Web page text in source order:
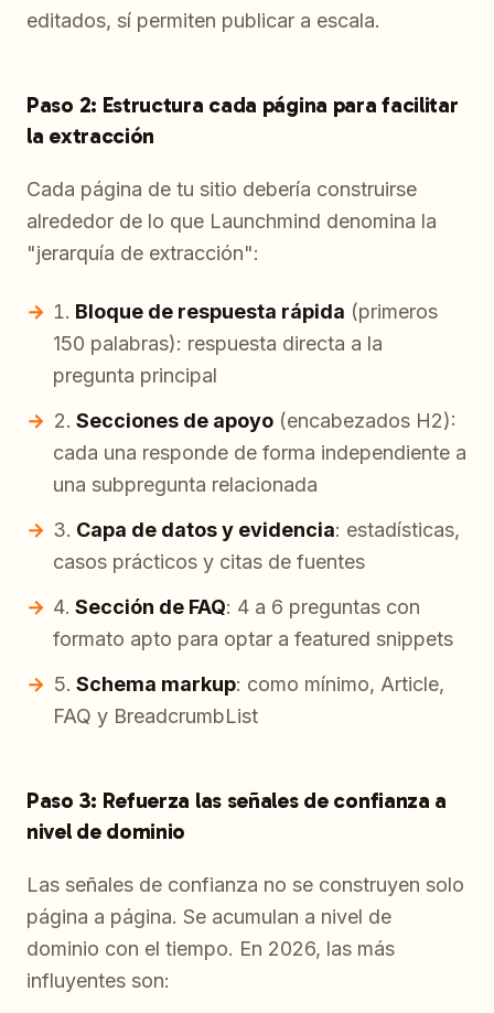
editados, sí permiten publicar a escala.
Paso 2: Estructura cada página para facilitar
la extracción
Cada página de tu sitio debería construirse
alrededor de lo que Launchmind denomina la
"jerarquía de extracción":
Bloque de respuesta rápida (primeros
150 palabras): respuesta directa a la
pregunta principal
Secciones de apoyo (encabezados H2):
cada una responde de forma independiente a
una subpregunta relacionada
Capa de datos y evidencia: estadísticas,
casos prácticos y citas de fuentes
Sección de FAQ: 4 a 6 preguntas con
formato apto para optar a featured snippets
Schema markup: como mínimo, Article,
FAQ y BreadcrumbList
Paso 3: Refuerza las señales de confianza a
nivel de dominio
Las señales de confianza no se construyen solo
página a página. Se acumulan a nivel de
dominio con el tiempo. En 2026, las más
influyentes son: